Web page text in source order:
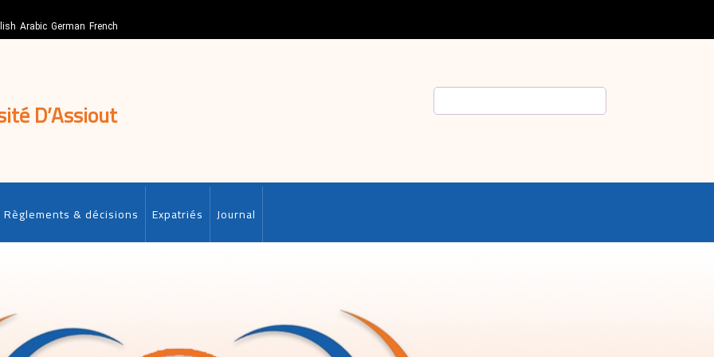
Arabic German French
D’Assiout
Règlements & décisions Expatriés Journal